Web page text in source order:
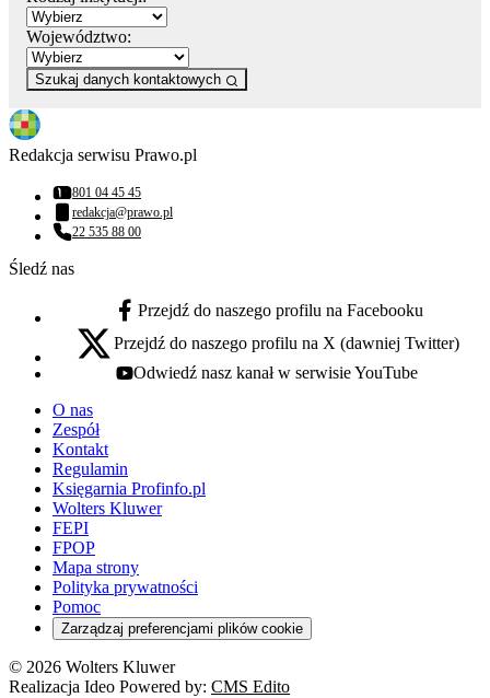
Województwo:
Szukaj danych kontaktowych
Redakcja serwisu Prawo.pl
Numer telefonu:
801 04 45 45
Adres email:
redakcja@prawo.pl
Numer telefonu:
22 535 88 00
Śledź nas
facebook - otwiera się w nowej karcie
Przejdź do naszego profilu na Facebooku
x - otwiera się w nowej karcie
Przejdź do naszego profilu na X (dawniej Twitter)
youtube - otwiera się w nowej karcie
Odwiedź nasz kanał w serwisie YouTube
O nas
Zespół
Kontakt
Regulamin
Księgarnia Profinfo.pl
Wolters Kluwer
FEPI
FPOP
Mapa strony
Polityka prywatności
Pomoc
Zarządzaj preferencjami plików cookie
© 2026 Wolters Kluwer
Realizacja Ideo Powered by: CMS Edito